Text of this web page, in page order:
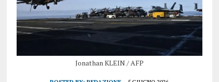
Jonathan KLEIN / AFP